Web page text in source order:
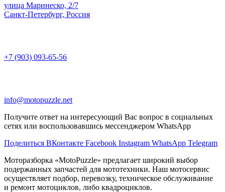
улица Маринеско, 2/7
Санкт-Петербург, Россия
+7 (903) 093-65-56
info@motopuzzle.net
Получите ответ на интересующий Вас вопрос в социальных
сетях или воспользовавшись мессенджером WhatsApp
Поделиться ВКонтакте Facebook Instagram WhatsApp Telegram
Моторазборка «MotoPuzzle» предлагает широкий выбор
подержанных запчастей для мототехники. Наш мотосервис
осуществляет подбор, перевозку, техническое обслуживание
и ремонт мотоциклов, либо квадроциклов.